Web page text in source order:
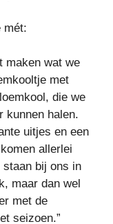
mét:
maken wat we
met
die we
kunnen halen.
uitjes en een
allerlei
staan bij ons in
maar dan wel
met de
seizoen.”